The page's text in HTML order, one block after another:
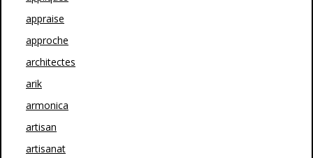
appraise
approche
architectes
arik
armonica
artisan
artisanat